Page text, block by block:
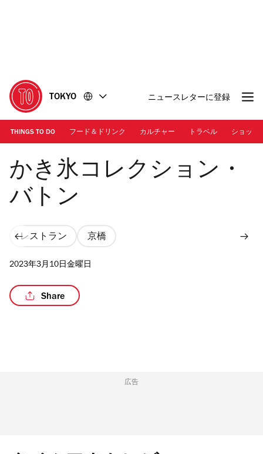
に
移
動
移
動
TOKYO ニュースレターに登録
THINGS TO DO フード＆ドリンク カルチャー トラベル ショッピ
Photo: Keisuke Tanigawa
かき氷コレクション・
バトン
レストラン 京橋
2023年3月10日金曜日
Share
広告